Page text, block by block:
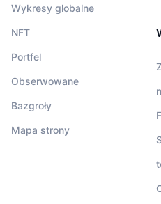
Wykresy globalne
NFT
Portfel
Obserwowane
Bazgroły
Mapa strony